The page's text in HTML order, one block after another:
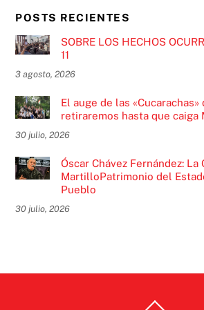
POSTS RECIENTES
SOBRE LOS HECHOS
11
3 agosto, 2026
El auge de las «Cucarachas»
retiraremos hasta que caiga
30 julio, 2026
Óscar Chávez Fernández: La
MartilloPatrimonio del
Pueblo
30 julio, 2026